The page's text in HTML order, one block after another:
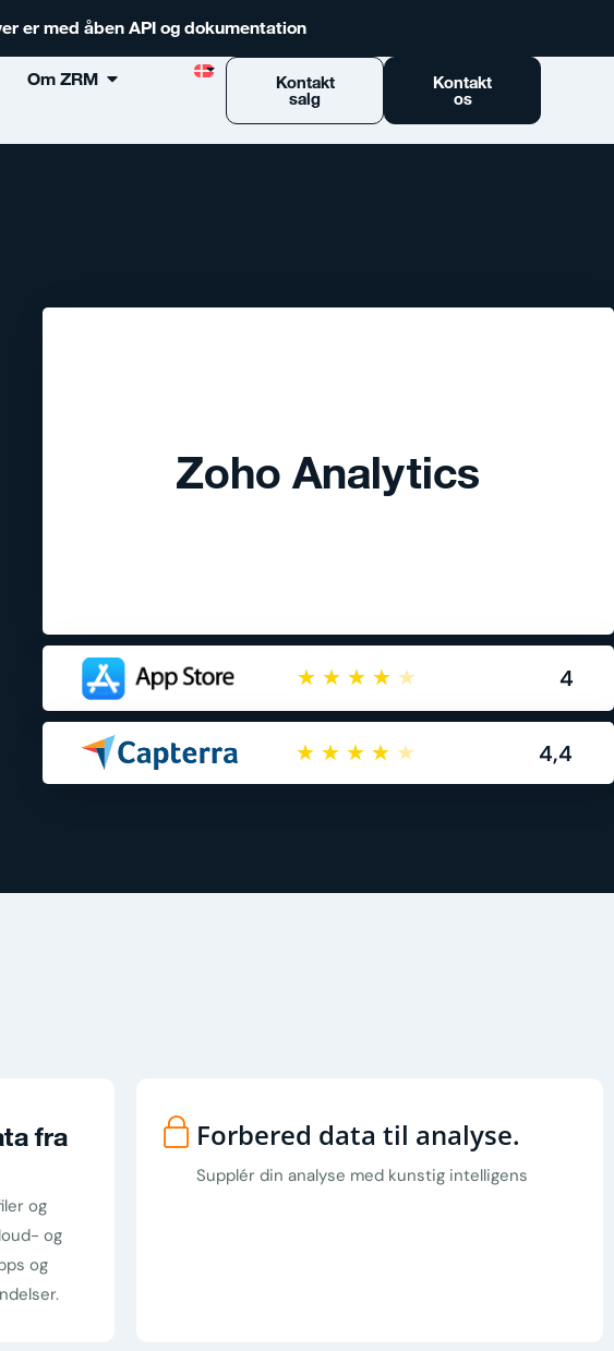
er med åben API og dokumentation
Om ZRM Kontakt
salg
Kontakt
os
Zoho Analytics
★ ★ ★ ★ ★ 4
★ ★ ★ ★ ★ 4,4
fra
og
og
og
Forbered data til analyse.
Supplér din analyse med kunstig intelligens